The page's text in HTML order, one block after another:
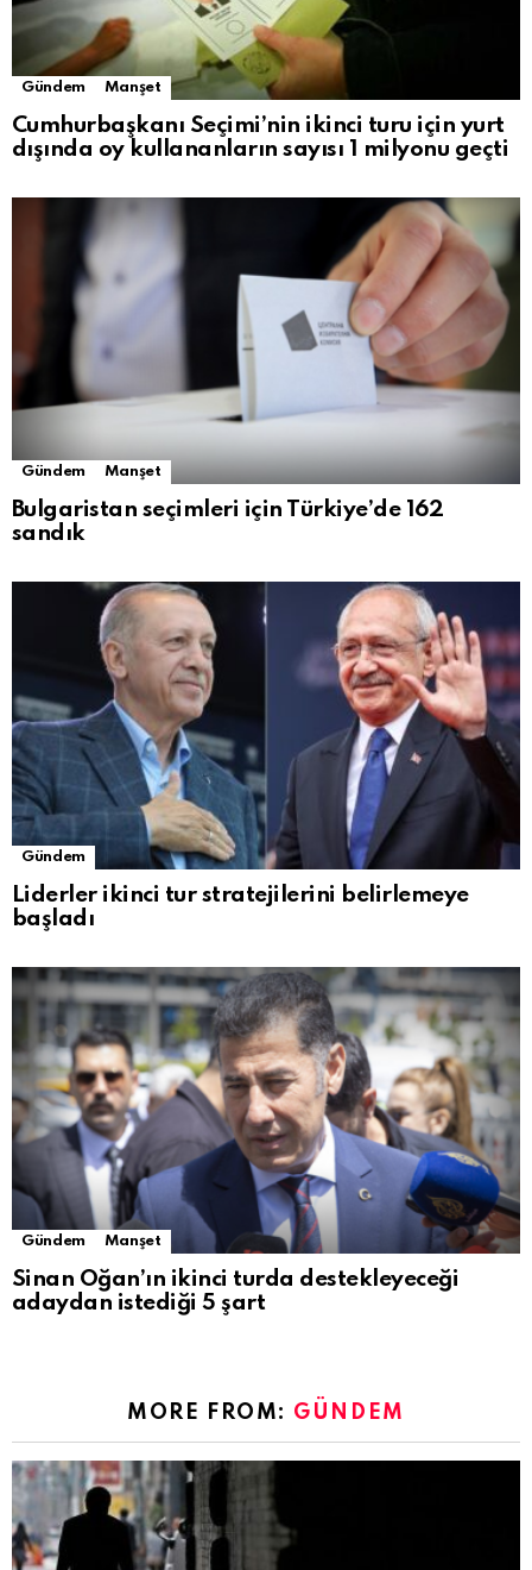
Gündem Manşet
Cumhurbaşkanı Seçimi’nin ikinci turu için yurt
dışında oy kullananların sayısı 1 milyonu geçti
Gündem Manşet
Bulgaristan seçimleri için Türkiye’de 162
sandık
Gündem
Liderler ikinci tur stratejilerini belirlemeye
başladı
Gündem Manşet
Sinan Oğan’ın ikinci turda destekleyeceği
adaydan istediği 5 şart
MORE FROM: GÜNDEM